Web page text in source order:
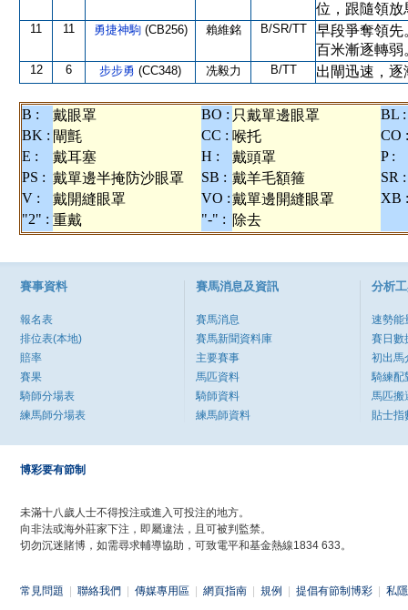
位，跟隨領放
11 11 勇捷神駒 (CB256) 賴維銘 B/SR/TT
早段爭奪領先
百米漸逐轉弱
12 6 步步勇 (CC348) 冼毅力 B/TT 出閘迅速，
B : 戴眼罩 BO : 只戴單邊眼罩
BL :
BK : 閘氈 CC : 喉托
CO :
E :
戴耳塞 H : 戴頭罩
P :
PS : 戴單邊半掩防沙眼罩 SB : 戴羊毛額箍
SR :
V :
戴開縫眼罩 VO :戴單邊開縫眼罩
XB :
"2" : 重戴 "-" : 除去
賽事資料
報名表
排位表(本地)
賠率
賽果
騎師分場表
練馬師分場表
賽馬消息及資訊
賽馬消息
賽馬新聞資料庫
主要賽事
馬匹資料
騎師資料
練馬師資料
分析
速勢能
賽日數
初出馬
騎練配
馬匹搬
貼士指
博彩要有節制
未滿十八歲人士不得投注或進入可投注的地方。
向非法或海外莊家下注，即屬違法，且可被判監禁。
切勿沉迷賭博，如需尋求輔導協助，可致電平和基金熱線1834 633。
常見問題 聯絡我們 傳媒專用區 網頁指南 規例 提倡有節制博彩 私